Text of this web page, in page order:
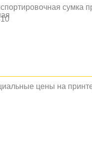
сумка
цены на